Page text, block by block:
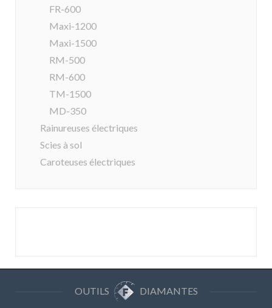
FR-600
Maxi-1200
Maxi-1500
RM-500
RM-600
TM-1500
MD-350
Rainureuses électriques
Scies à sol
Caroteuses électriques
OUTILS DIAMANTES